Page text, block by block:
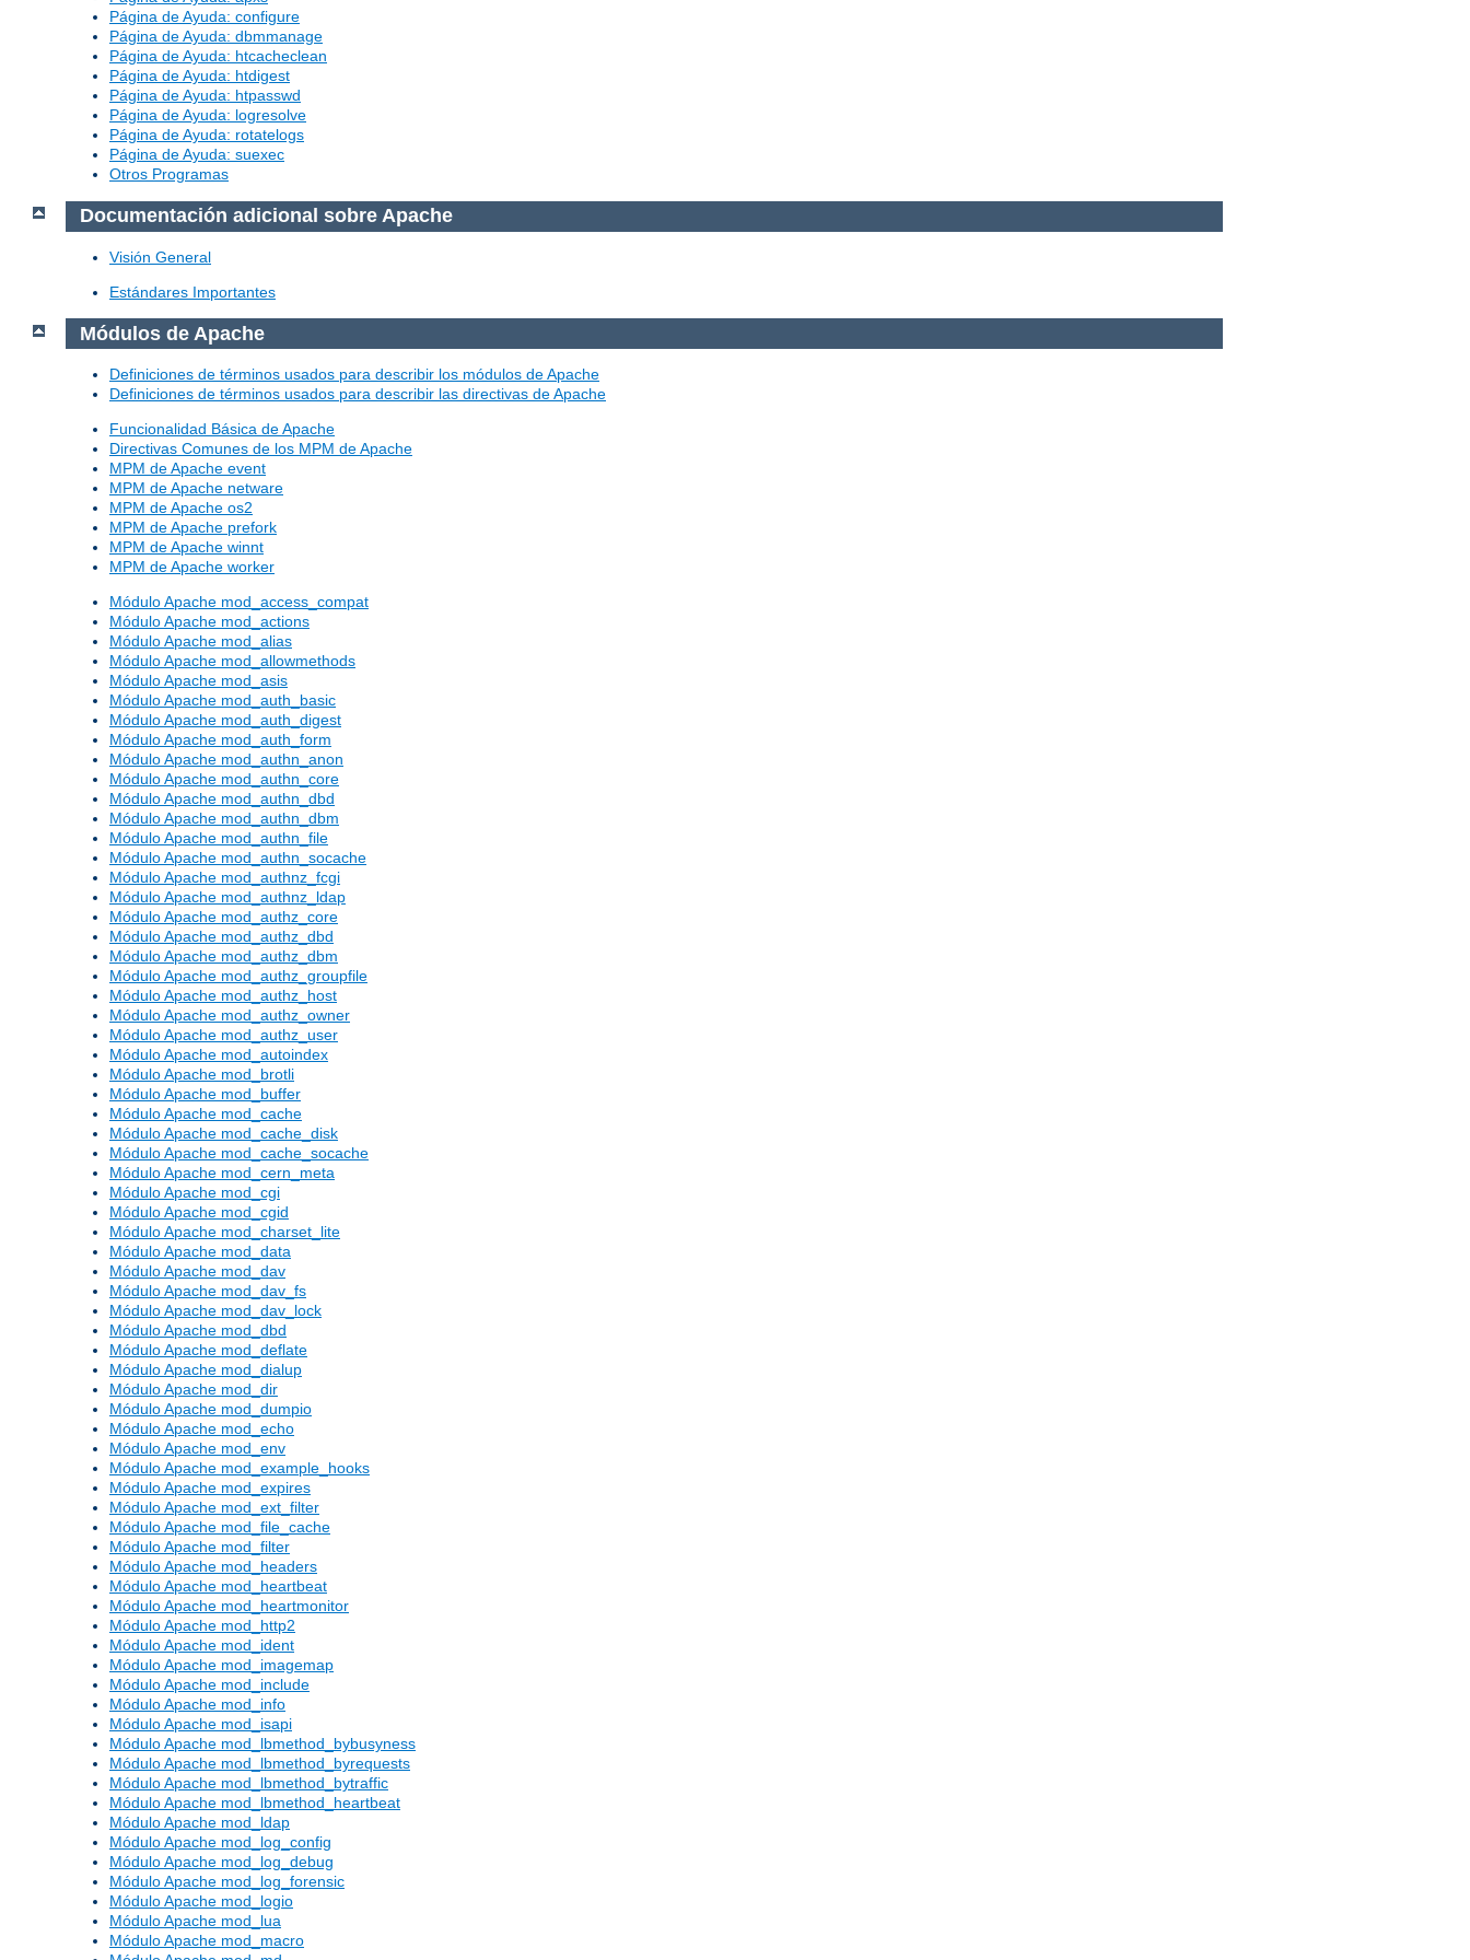
Página de Ayuda: configure
Página de Ayuda: dbmmanage
Página de Ayuda: htcacheclean
Página de Ayuda: htdigest
Página de Ayuda: htpasswd
Página de Ayuda: logresolve
Página de Ayuda: rotatelogs
Página de Ayuda: suexec
Otros Programas
Documentación adicional sobre Apache
Visión General
Estándares Importantes
Módulos de Apache
Definiciones de términos usados para describir los módulos de Apache
Definiciones de términos usados para describir las directivas de Apache
Funcionalidad Básica de Apache
Directivas Comunes de los MPM de Apache
MPM de Apache event
MPM de Apache netware
MPM de Apache os2
MPM de Apache prefork
MPM de Apache winnt
MPM de Apache worker
Módulo Apache mod_access_compat
Módulo Apache mod_actions
Módulo Apache mod_alias
Módulo Apache mod_allowmethods
Módulo Apache mod_asis
Módulo Apache mod_auth_basic
Módulo Apache mod_auth_digest
Módulo Apache mod_auth_form
Módulo Apache mod_authn_anon
Módulo Apache mod_authn_core
Módulo Apache mod_authn_dbd
Módulo Apache mod_authn_dbm
Módulo Apache mod_authn_file
Módulo Apache mod_authn_socache
Módulo Apache mod_authnz_fcgi
Módulo Apache mod_authnz_ldap
Módulo Apache mod_authz_core
Módulo Apache mod_authz_dbd
Módulo Apache mod_authz_dbm
Módulo Apache mod_authz_groupfile
Módulo Apache mod_authz_host
Módulo Apache mod_authz_owner
Módulo Apache mod_authz_user
Módulo Apache mod_autoindex
Módulo Apache mod_brotli
Módulo Apache mod_buffer
Módulo Apache mod_cache
Módulo Apache mod_cache_disk
Módulo Apache mod_cache_socache
Módulo Apache mod_cern_meta
Módulo Apache mod_cgi
Módulo Apache mod_cgid
Módulo Apache mod_charset_lite
Módulo Apache mod_data
Módulo Apache mod_dav
Módulo Apache mod_dav_fs
Módulo Apache mod_dav_lock
Módulo Apache mod_dbd
Módulo Apache mod_deflate
Módulo Apache mod_dialup
Módulo Apache mod_dir
Módulo Apache mod_dumpio
Módulo Apache mod_echo
Módulo Apache mod_env
Módulo Apache mod_example_hooks
Módulo Apache mod_expires
Módulo Apache mod_ext_filter
Módulo Apache mod_file_cache
Módulo Apache mod_filter
Módulo Apache mod_headers
Módulo Apache mod_heartbeat
Módulo Apache mod_heartmonitor
Módulo Apache mod_http2
Módulo Apache mod_ident
Módulo Apache mod_imagemap
Módulo Apache mod_include
Módulo Apache mod_info
Módulo Apache mod_isapi
Módulo Apache mod_lbmethod_bybusyness
Módulo Apache mod_lbmethod_byrequests
Módulo Apache mod_lbmethod_bytraffic
Módulo Apache mod_lbmethod_heartbeat
Módulo Apache mod_ldap
Módulo Apache mod_log_config
Módulo Apache mod_log_debug
Módulo Apache mod_log_forensic
Módulo Apache mod_logio
Módulo Apache mod_lua
Módulo Apache mod_macro